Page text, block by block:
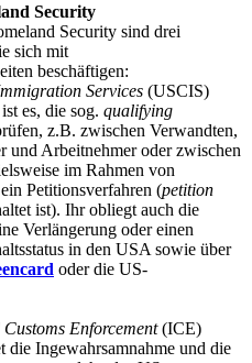
Security
Security sind drei
sich mit
beschäftigen:
Services (USCIS)
es, die sog. qualifying
z.B. zwischen Verwandten,
und Arbeitnehmer oder zwischen
im Rahmen von
Petitionsverfahren (petition
ist). Ihr obliegt auch die
Verlängerung oder einen
in den USA sowie über
oder die US-
Enforcement(ICE)
Ingewahrsamnahme und die